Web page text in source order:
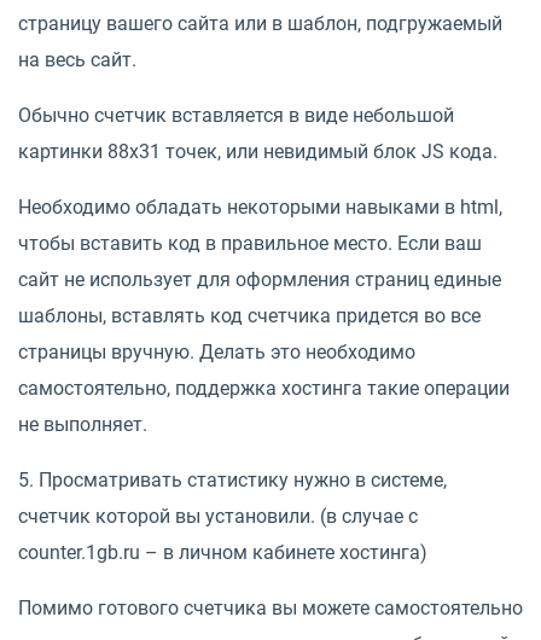
страницу вашего сайта или в шаблон, подгружаемый
на весь сайт.
Обычно счетчик вставляется в виде небольшой
картинки 88x31 точек, или невидимый блок JS кода.
Необходимо обладать некоторыми навыками в html,
чтобы вставить код в правильное место. Если ваш
сайт не использует для оформления страниц единые
шаблоны, вставлять код счетчика придется во все
страницы вручную. Делать это необходимо
самостоятельно, поддержка хостинга такие операции
не выполняет.
5. Просматривать статистику нужно в системе,
счетчик которой вы установили. (в случае с
counter.1gb.ru – в личном кабинете хостинга)
Помимо готового счетчика вы можете самостоятельно